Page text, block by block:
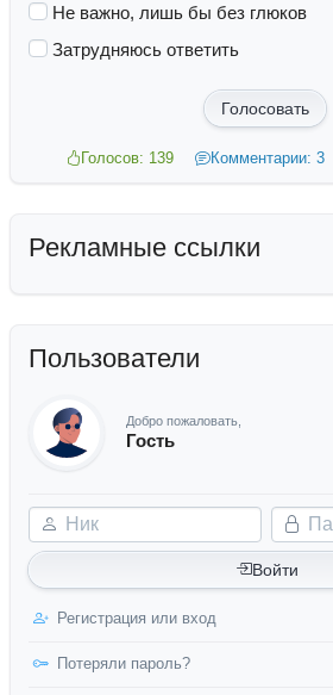
Не важно, лишь бы без глюков
Затрудняюсь ответить
Голосовать
Голосов: 139 Комментарии: 3
Рекламные ссылки
Пользователи
Добро пожаловать,
Гость
Ник Пароль
Войти
Регистрация или вход
Потеряли пароль?